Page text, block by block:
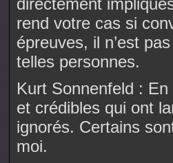
directement
rend votre cas si
épreuves, il n’est
telles personnes.
Kurt Sonnenfeld :
et crédibles qui ont
ignorés. Certains
moi.